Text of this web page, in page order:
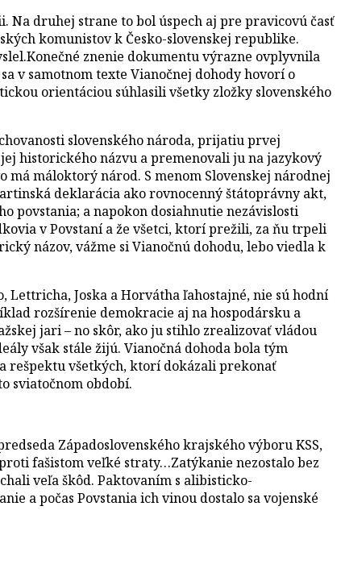
druhej strane to bol úspech aj pre pravicovú časť
komunistov k Česko-slovenskej republike.
znenie dokumentu výrazne ovplyvnila
v samotnom texte Vianočnej dohody hovorí o
orientáciou súhlasili všetky zložky slovenského
slovenského národa, prijatiu prvej
historického názvu a premenovali ju na jazykový
máloktorý národ. S menom Slovenskej národnej
deklarácia ako rovnocenný štátoprávny akt,
povstania; a napokon dosiahnutie nezávislosti
v Povstaní a že všetci, ktorí prežili, za ňu trpeli
názov, vážme si Vianočnú dohodu, lebo viedla k
Lettricha, Joska a Horvátha ľahostajné, nie sú hodní
rozšírenie demokracie aj na hospodársku a
jari – no skôr, ako ju stihlo zrealizovať vládou
však stále žijú. Vianočná dohoda bola tým
rešpektu všetkých, ktorí dokázali prekonať
sviatočnom období.
Západoslovenského krajského výboru KSS,
fašistom veľké straty…Zatýkanie nezostalo bez
veľa škôd. Paktovaním s alibisticko-
a počas Povstania ich vinou dostalo sa vojenské